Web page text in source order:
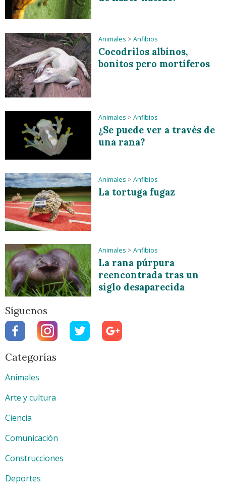
Animales > Anfibios
Cocodrilos albinos,
bonitos pero mortíferos
Animales > Anfibios
¿Se puede ver a través de
una rana?
Animales > Anfibios
La tortuga fugaz
Animales > Anfibios
La rana púrpura
reencontrada tras un
siglo desaparecida
Síguenos
Categorías
Animales
Arte y cultura
Ciencia
Comunicación
Construcciones
Deportes